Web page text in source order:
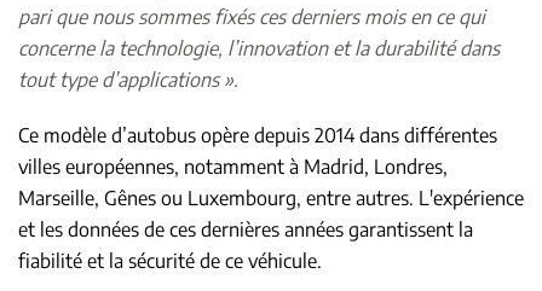
pari que nous sommes fixés ces derniers mois en ce qui
concerne la technologie, l’innovation et la durabilité dans
tout type d’applications ».
Ce modèle d’autobus opère depuis 2014 dans différentes
villes européennes, notamment à Madrid, Londres,
Marseille, Gênes ou Luxembourg, entre autres. L'expérience
et les données de ces dernières années garantissent la
fiabilité et la sécurité de ce véhicule.